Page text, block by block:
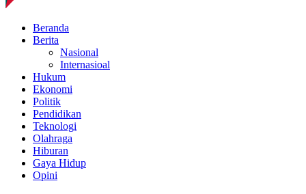
Beranda
Berita
Nasional
Internasioal
Hukum
Ekonomi
Politik
Pendidikan
Teknologi
Olahraga
Hiburan
Gaya Hidup
Opini